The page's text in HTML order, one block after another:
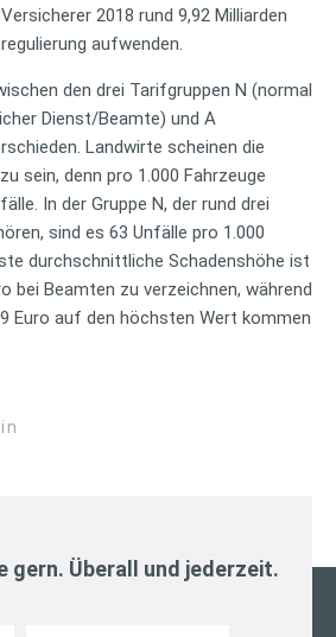
2018 rund 9,92 Milliarden
aufwenden.
den drei Tarifgruppen N (normal
Dienst/Beamte) und A
Landwirte scheinen die
sein, denn pro 1.000 Fahrzeuge
In der Gruppe N, der rund drei
sind es 63 Unfälle pro 1.000
durchschnittliche Schadenshöhe ist
bei Beamten zu verzeichnen, während
Euro auf den höchsten Wert kommen
gern. Überall und jederzeit.